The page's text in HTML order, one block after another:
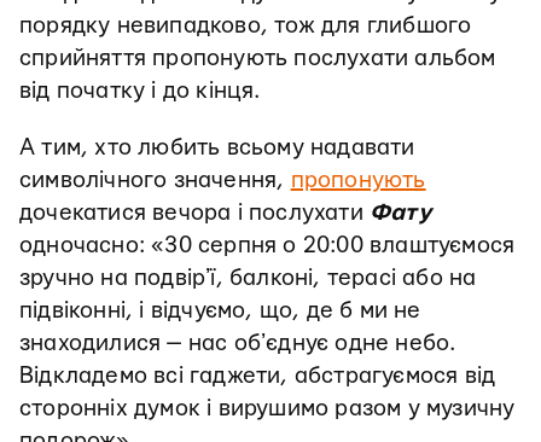
порядку невипадково, тож для глибшого
сприйняття пропонують послухати альбом
від початку і до кінця.
А тим, хто любить всьому надавати
символічного значення, пропонують
дочекатися вечора і послухати Фату
одночасно: «30 серпня о 20:00 влаштуємося
зручно на подвірʼї, балконі, терасі або на
підвіконні, і відчуємо, що, де б ми не
знаходилися — нас обʼєднує одне небо.
Відкладемо всі гаджети, абстрагуємося від
сторонніх думок і вирушимо разом у музичну